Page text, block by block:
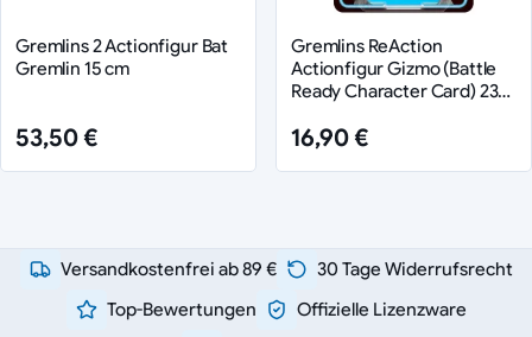
Gremlins 2 Actionfigur Bat
Gremlin 15 cm
53,50 €
Gremlins ReAction
Actionfigur Gizmo (Battle
Ready Character Card) 23
16,90 €
Versandkostenfrei ab 89 €
30 Tage Widerrufsrecht
Top-Bewertungen
Offizielle Lizenzware